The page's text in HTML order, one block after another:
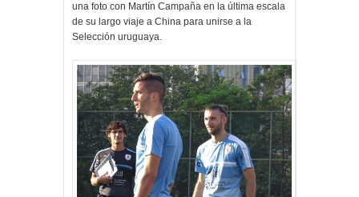
una foto con Martín Campaña en la última escala
de su largo viaje a China para unirse a la
Selección uruguaya.